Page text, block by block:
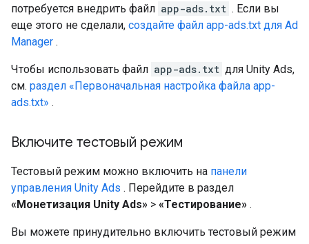
потребуется внедрить файл app-ads.txt . Если вы
еще этого не сделали, создайте файл app-ads.txt для Ad
Manager .
Чтобы использовать файл app-ads.txt для Unity Ads,
см. раздел «Первоначальная настройка файла app-
ads.txt» .
Включите тестовый режим
Тестовый режим можно включить на панели
управления Unity Ads . Перейдите в раздел
«Монетизация Unity Ads» > «Тестирование» .
Вы можете принудительно включить тестовый режим